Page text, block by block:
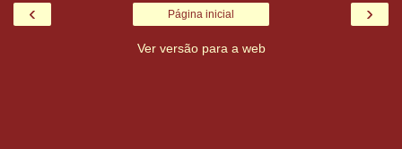
‹ ›
Página inicial
Ver versão para a web